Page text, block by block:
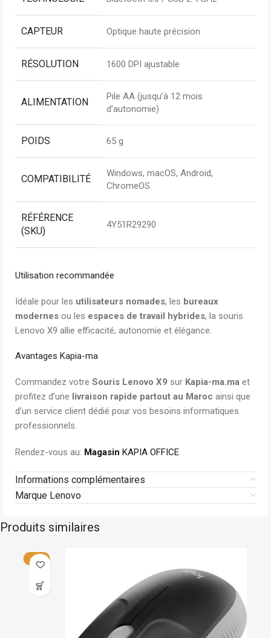
CAPTEUR Optique haute précision
RÉSOLUTION 1600 DPI ajustable
ALIMENTATION
Pile AA (jusqu’à 12 mois
d’autonomie)
POIDS 65 g
COMPATIBILITÉ
Windows, macOS, Android,
ChromeOS
RÉFÉRENCE
(SKU)
4Y51R29290
Utilisation recommandée
Idéale pour les utilisateurs nomades, les bureaux
modernes ou les espaces de travail hybrides, la souris
Lenovo X9 allie efficacité, autonomie et élégance.
Avantages Kapia-ma
Commandez votre Souris Lenovo X9 sur Kapia-ma.ma et
profitez d’une livraison rapide partout au Maroc ainsi que
d’un service client dédié pour vos besoins informatiques
professionnels.
Rendez-vous au: Magasin KAPIA OFFICE
Informations complémentaires
Marque Lenovo
Produits similaires
-13%
Logitech